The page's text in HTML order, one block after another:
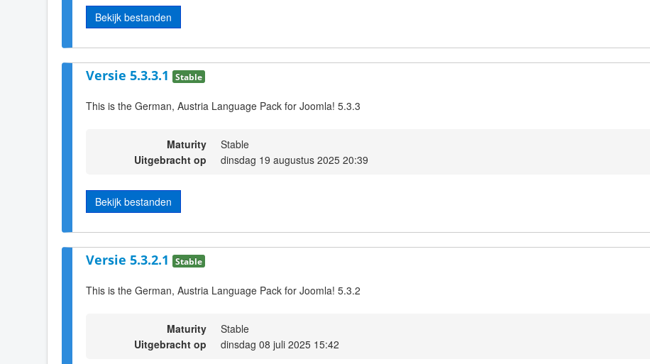
Bekijk bestanden
Versie 5.3.3.1 Stable
This is the German, Austria Language Pack for Joomla! 5.3.3
Maturity
Stable
Uitgebracht op
dinsdag 19 augustus 2025 20:39
Bekijk bestanden
Versie 5.3.2.1 Stable
This is the German, Austria Language Pack for Joomla! 5.3.2
Maturity
Stable
Uitgebracht op
dinsdag 08 juli 2025 15:42